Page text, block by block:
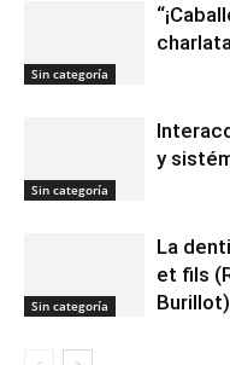
Sin categoría
Sin categoría
y
Sin categoría
La
et fils